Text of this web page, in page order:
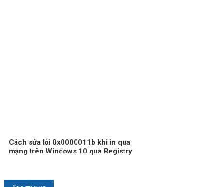
Cách sửa lỗi 0x0000011b khi in qua
mạng trên Windows 10 qua Registry